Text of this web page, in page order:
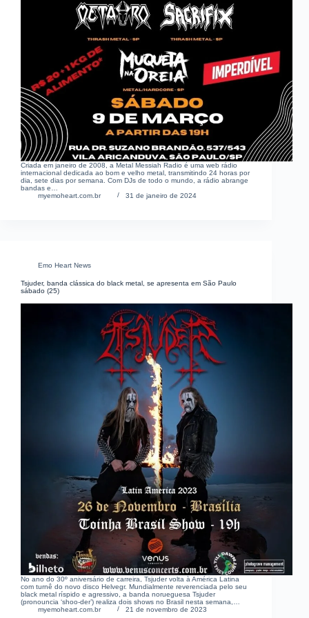
Criada em janeiro de 2008, a Metal Messiah Radio é uma web rádio
internacional dedicada ao bom e velho metal, transmitindo 24 horas por
dia, sete dias por semana. Com DJs de todo o mundo, a rádio abrange
bandas e…
myemoheart.com.br
31 de janeiro de 2024
Emo Heart News
Tsjuder, banda clássica do black metal, se apresenta em São Paulo
sábado (25)
No ano do 30º aniversário de carreira, Tsjuder volta à América Latina
com turnê do novo disco Helvegr. Mundialmente reverenciada pelo seu
black metal ríspido e agressivo, a banda norueguesa Tsjuder
(pronouncia ‘shoo-der’) realiza dois shows no Brasil nesta semana,…
myemoheart.com.br
21 de novembro de 2023